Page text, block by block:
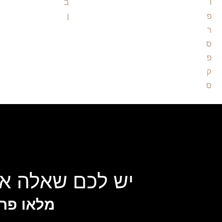
יש לכם שאלה
מלאו